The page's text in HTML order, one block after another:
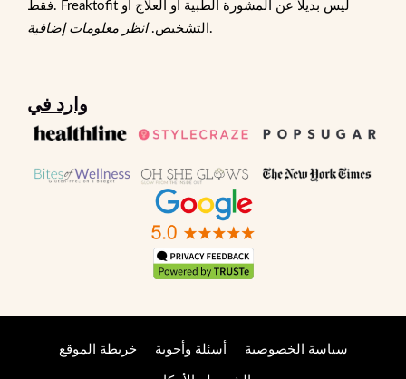
فقط. Freaktofit ليس بديلاً عن المشورة الطبية أو العلاج أو
التشخيص.انظر معلومات إضافية .
وارد في
خريطة الموقع أسئلة وأجوبة سياسة الخصوصية